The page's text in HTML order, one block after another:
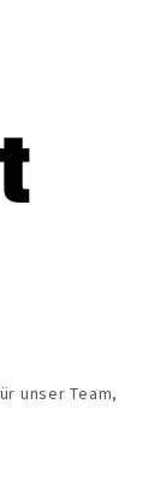
unser Team,